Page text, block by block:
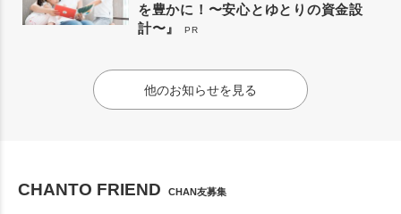
を豊かに！〜安心とゆとりの資金設
計〜』
PR
他のお知らせを見る
CHANTO FRIEND CHAN友募集